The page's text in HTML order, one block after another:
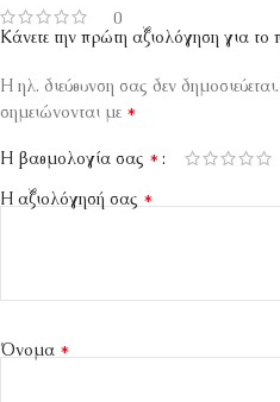
0
Κάνετε την πρώτη αξιολόγηση για
Η ηλ. διεύθυνση σας δεν δημοσιεύεται.
σημειώνονται με *
Η βαθμολογία σας *
Η αξιολόγησή σας *
Όνομα *